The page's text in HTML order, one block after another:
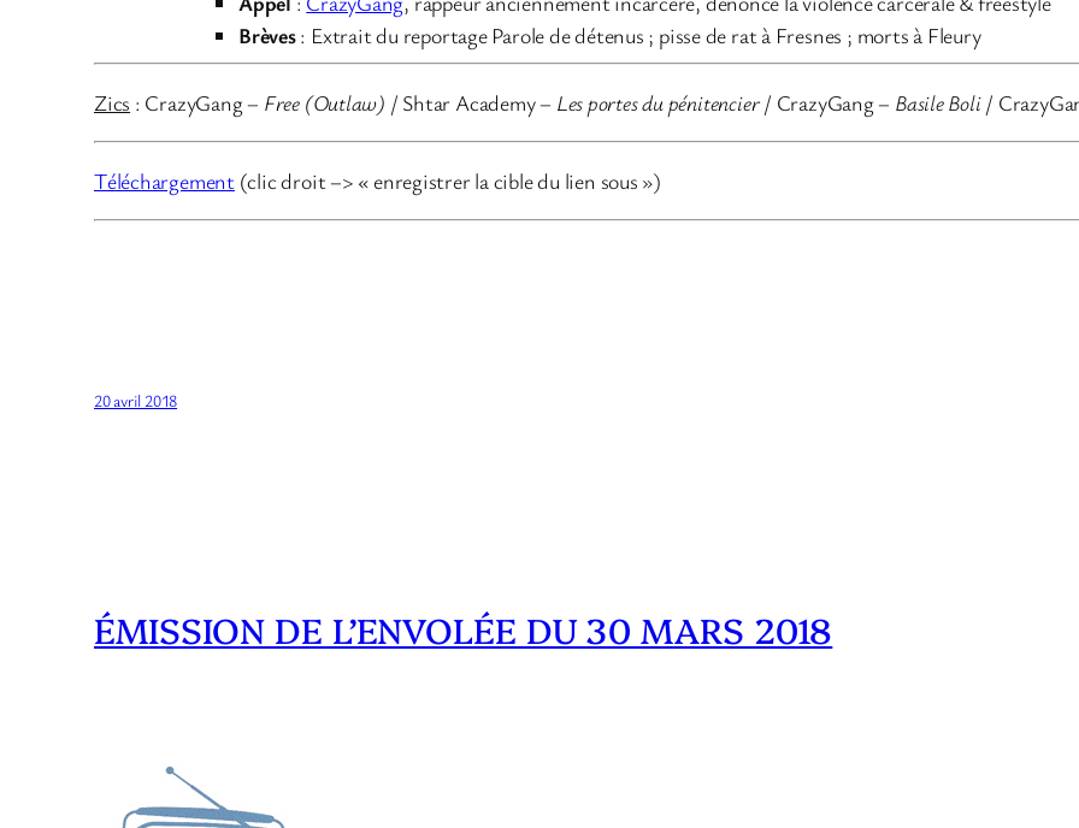
Brèves: Extrait du reportage Parole de détenus ; pisse de rat à Fresnes ; morts à Fleury
Zics : CrazyGang – Free (Outlaw) / Shtar Academy – Les portes du pénitencier/ CrazyGang – Basile Boli/
Téléchargement(clic droit –> « enregistrer la cible du lien sous »)
20 avril 2018
ÉMISSION DE L’ENVOLÉE DU 30 MARS 2018